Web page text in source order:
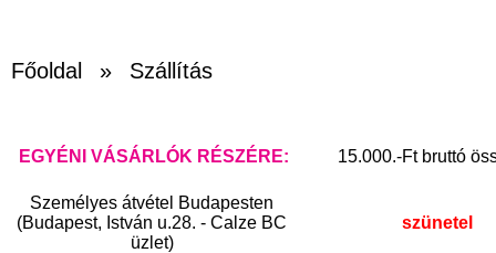
Főoldal » Szállítás
EGYÉNI VÁSÁRLÓK RÉSZÉRE: 15.000.-Ft bruttó
Személyes átvétel Budapesten
(Budapest, István u.28. - Calze BC
üzlet)
szünetel